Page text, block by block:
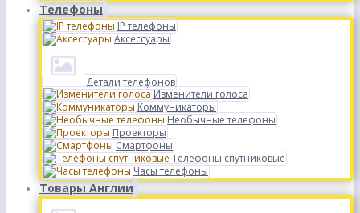
Телефоны
IP телефоны
Аксессуары
Детали телефонов
Изменители голоса
Коммуникаторы
Необычные телефоны
Проекторы
Смартфоны
Телефоны спутниковые
Часы телефоны
Товары Англии